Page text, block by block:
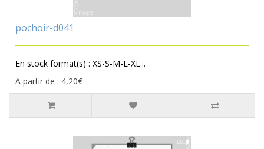
pochoir-d041
En stock format(s) : XS-S-M-L-XL...
A partir de : 4,20€